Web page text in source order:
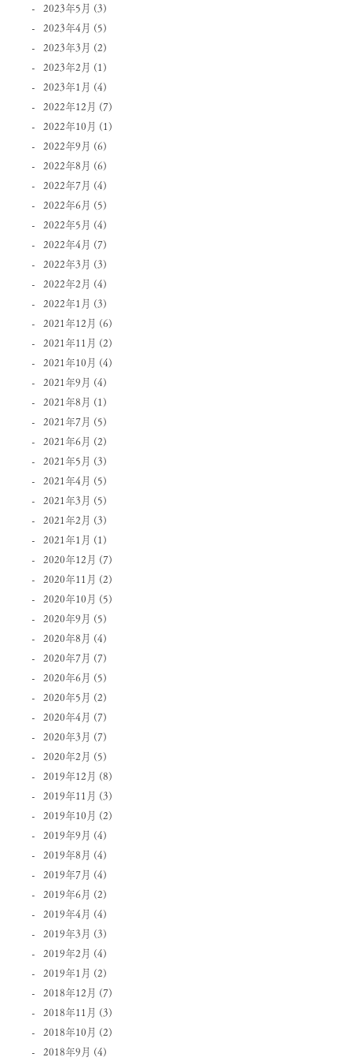
2023年5月 (3)
2023年4月 (5)
2023年3月 (2)
2023年2月 (1)
2023年1月 (4)
2022年12月 (7)
2022年10月 (1)
2022年9月 (6)
2022年8月 (6)
2022年7月 (4)
2022年6月 (5)
2022年5月 (4)
2022年4月 (7)
2022年3月 (3)
2022年2月 (4)
2022年1月 (3)
2021年12月 (6)
2021年11月 (2)
2021年10月 (4)
2021年9月 (4)
2021年8月 (1)
2021年7月 (5)
2021年6月 (2)
2021年5月 (3)
2021年4月 (5)
2021年3月 (5)
2021年2月 (3)
2021年1月 (1)
2020年12月 (7)
2020年11月 (2)
2020年10月 (5)
2020年9月 (5)
2020年8月 (4)
2020年7月 (7)
2020年6月 (5)
2020年5月 (2)
2020年4月 (7)
2020年3月 (7)
2020年2月 (5)
2019年12月 (8)
2019年11月 (3)
2019年10月 (2)
2019年9月 (4)
2019年8月 (4)
2019年7月 (4)
2019年6月 (2)
2019年4月 (4)
2019年3月 (3)
2019年2月 (4)
2019年1月 (2)
2018年12月 (7)
2018年11月 (3)
2018年10月 (2)
2018年9月 (4)